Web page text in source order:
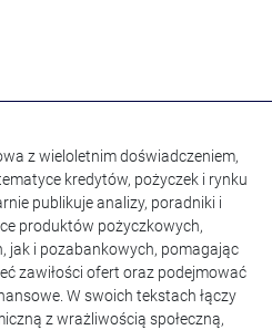
z wieloletnim doświadczeniem,
kredytów, pożyczek i rynku
publikuje analizy, poradniki i
produktów pożyczkowych,
jak i pozabankowych, pomagając
zawiłości ofert oraz podejmować
W swoich tekstach łączy
z wrażliwością społeczną,